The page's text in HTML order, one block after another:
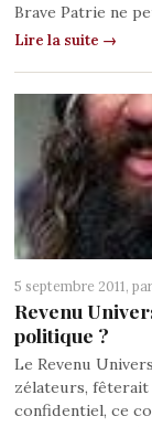
Brave Patrie ne
Lire la suite →
5 septembre 2011, par
Revenu
politique ?
Le Revenu
zélateurs, fêterait
confidentiel, ce